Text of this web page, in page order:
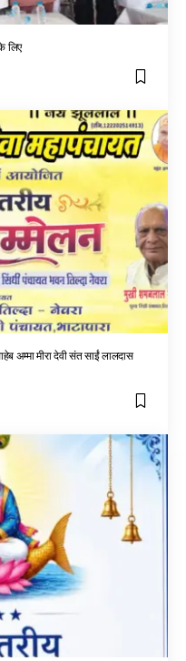
लिए
अम्मा मीरा देवी संत साईं लालदास